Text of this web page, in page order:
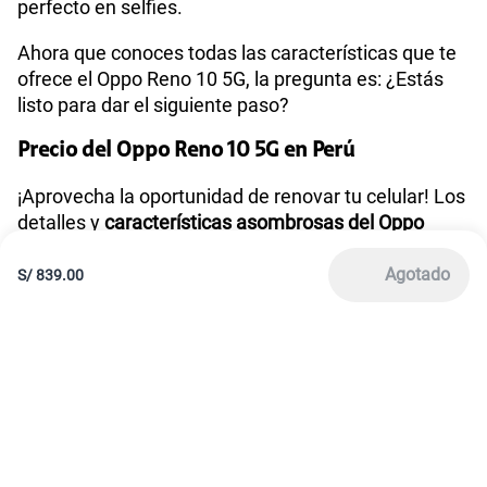
América Móvil Perú S.A.C. | RUC 20467534026
Todos los derechos reservados 2026
Términos y condiciones de la web
Condiciones de garantía de equipos
Política de Privacidad|Derechos ARCO
Sistema de consultas Tarifarias Neutralidad de Red